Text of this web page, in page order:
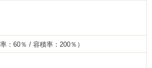
率：60％ / 容積率：200％）